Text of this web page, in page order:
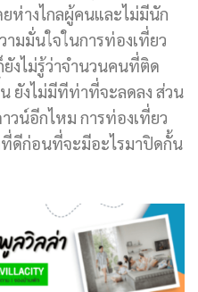
ห่างไกลผู้คนและไม่มีนัก
มมั่นใจในการท่องเที่ยว
ยังไม่รู้ว่าจำนวนคนที่ติด
ยังไม่มีทีท่าที่จะลดลง ส่วน
น์อีกไหม การท่องเที่ยว
ที่ดีก่อนที่จะมีอะไรมาปิดกั้น